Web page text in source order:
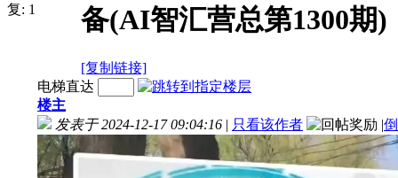
复: 1
备(AI智汇营总第1300期)
[复制链接]
电梯直达
楼主
发表于 2024-12-17 09:04:16 | 只看该作者 |